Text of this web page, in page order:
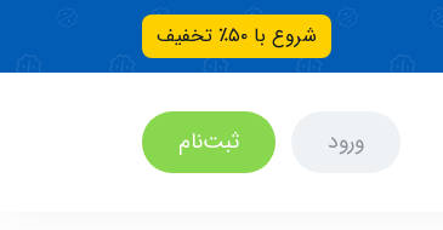
شروع با ۵۰٪ تخفیف
ورود ثبت‌نام